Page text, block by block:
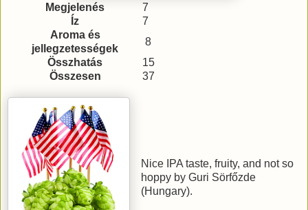
Megjelenés
7
Íz
7
Aroma és
jellegzetességek
8
Összhatás
15
Összesen
37
Nice IPA taste, fruity, and not so
hoppy by Guri Sörfőzde
(Hungary).